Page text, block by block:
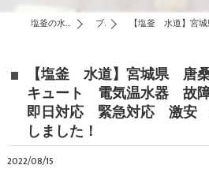
塩釜の水道はヤブキ設備工業 ブログ 【塩釜 水道】宮城県 唐桑町 給湯器 エコキュ
【塩釜 水道】宮城県
キュート 電気温水器 故
即日対応 緊急対応 激安
しました！
2022/08/15